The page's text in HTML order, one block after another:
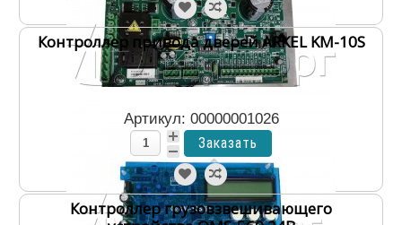
Контроллер привода дверей ARKEL KM-10S
Артикул: 00000001026
Контроллер грузовзвешивающего